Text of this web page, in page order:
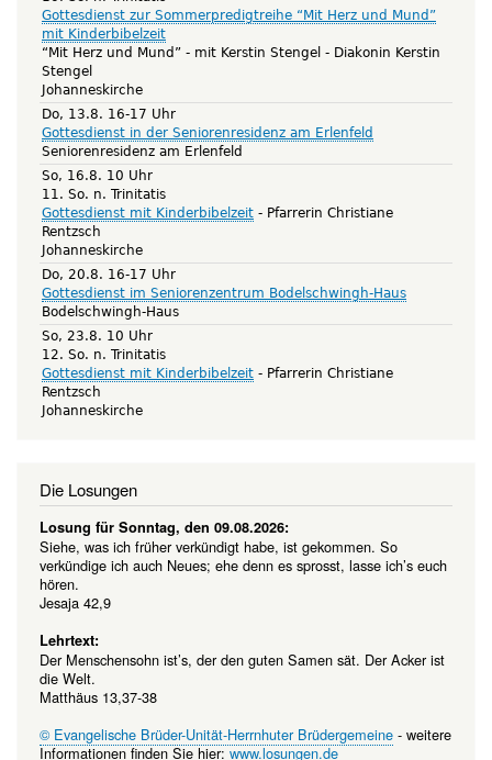
Gottesdienst zur Sommerpredigtreihe “Mit Herz und Mund”
mit Kinderbibelzeit
“Mit Herz und Mund” - mit Kerstin Stengel
Diakonin Kerstin
Stengel
Johanneskirche
Do, 13.8. 16-17 Uhr
Gottesdienst in der Seniorenresidenz am Erlenfeld
Seniorenresidenz am Erlenfeld
So, 16.8. 10 Uhr
11. So. n. Trinitatis
Gottesdienst mit Kinderbibelzeit
Pfarrerin Christiane
Rentzsch
Johanneskirche
Do, 20.8. 16-17 Uhr
Gottesdienst im Seniorenzentrum Bodelschwingh-Haus
Bodelschwingh-Haus
So, 23.8. 10 Uhr
12. So. n. Trinitatis
Gottesdienst mit Kinderbibelzeit
Pfarrerin Christiane
Rentzsch
Johanneskirche
Die Losungen
Losung für Sonntag, den 09.08.2026:
Siehe, was ich früher verkündigt habe, ist gekommen. So
verkündige ich auch Neues; ehe denn es sprosst, lasse ich’s euch
hören.
Jesaja 42,9
Lehrtext:
Der Menschensohn ist’s, der den guten Samen sät. Der Acker ist
die Welt.
Matthäus 13,37-38
© Evangelische Brüder-Unität-Herrnhuter Brüdergemeine - weitere
Informationen finden Sie hier:www.losungen.de